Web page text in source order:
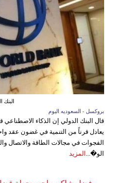
البنك
بروكسل - السعوديه اليوم
قال البنك الدولي إن الذكاء الاصطناعي
يعادل قرناً من التنمية في غضون عقد
الفجوات في مجالات الطاقة والاتصال
الو�... المزيد